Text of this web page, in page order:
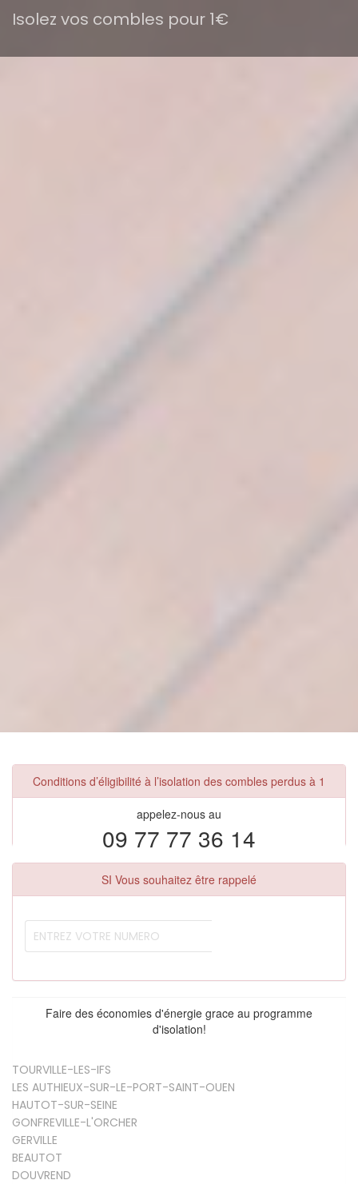
Isolez vos combles pour 1€
Conditions d’éligibilité à l’isolation des combles perdus à 1
appelez-nous au
09 77 77 36 14
SI Vous souhaitez être rappelé
Faire des économies d'énergie grace au programme
d'isolation!
TOURVILLE-LES-IFS
LES AUTHIEUX-SUR-LE-PORT-SAINT-OUEN
HAUTOT-SUR-SEINE
GONFREVILLE-L'ORCHER
GERVILLE
BEAUTOT
DOUVREND